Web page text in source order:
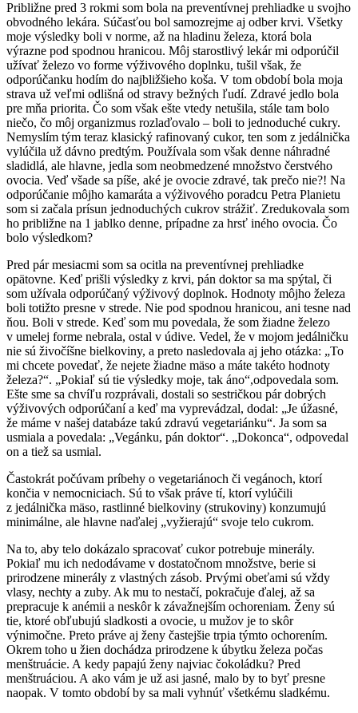
Približne pred 3 rokmi som bola na preventívnej prehliadke u svojho
obvodného lekára. Súčasťou bol samozrejme aj odber krvi. Všetky
moje výsledky boli v norme, až na hladinu železa, ktorá bola
výrazne pod spodnou hranicou. Môj starostlivý lekár mi odporúčil
užívať železo vo forme výživového doplnku, tušil však, že
odporúčanku hodím do najbližšieho koša. V tom období bola moja
strava už veľmi odlišná od stravy bežných ľudí. Zdravé jedlo bola
pre mňa priorita. Čo som však ešte vtedy netušila, stále tam bolo
niečo, čo môj organizmus rozlaďovalo – boli to jednoduché cukry.
Nemyslím tým teraz klasický rafinovaný cukor, ten som z jedálnička
vylúčila už dávno predtým. Používala som však denne náhradné
sladidlá, ale hlavne, jedla som neobmedzené množstvo čerstvého
ovocia. Veď všade sa píše, aké je ovocie zdravé, tak prečo nie?! Na
odporúčanie môjho kamaráta a výživového poradcu Petra Planietu
som si začala prísun jednoduchých cukrov strážiť. Zredukovala som
ho približne na 1 jablko denne, prípadne za hrsť iného ovocia. Čo
bolo výsledkom?
Pred pár mesiacmi som sa ocitla na preventívnej prehliadke
opätovne. Keď prišli výsledky z krvi, pán doktor sa ma spýtal, či
som užívala odporúčaný výživový doplnok. Hodnoty môjho železa
boli totižto presne v strede. Nie pod spodnou hranicou, ani tesne nad
ňou. Boli v strede. Keď som mu povedala, že som žiadne železo
v umelej forme nebrala, ostal v údive. Vedel, že v mojom jedálničku
nie sú živočíšne bielkoviny, a preto nasledovala aj jeho otázka: „To
mi chcete povedať, že nejete žiadne mäso a máte takéto hodnoty
železa?“. „Pokiaľ sú tie výsledky moje, tak áno“,odpovedala som.
Ešte sme sa chvíľu rozprávali, dostali so sestričkou pár dobrých
výživových odporúčaní a keď ma vyprevádzal, dodal: „Je úžasné,
že máme v našej databáze takú zdravú vegetariánku“. Ja som sa
usmiala a povedala: „Vegánku, pán doktor“. „Dokonca“, odpovedal
on a tiež sa usmial.
Častokrát počúvam príbehy o vegetariánoch či vegánoch, ktorí
končia v nemocniciach. Sú to však práve tí, ktorí vylúčili
z jedálnička mäso, rastlinné bielkoviny (strukoviny) konzumujú
minimálne, ale hlavne naďalej „vyžierajú“ svoje telo cukrom.
Na to, aby telo dokázalo spracovať cukor potrebuje minerály.
Pokiaľ mu ich nedodávame v dostatočnom množstve, berie si
prirodzene minerály z vlastných zásob. Prvými obeťami sú vždy
vlasy, nechty a zuby. Ak mu to nestačí, pokračuje ďalej, až sa
prepracuje k anémii a neskôr k závažnejším ochoreniam. Ženy sú
tie, ktoré obľubujú sladkosti a ovocie, u mužov je to skôr
výnimočne. Preto práve aj ženy častejšie trpia týmto ochorením.
Okrem toho u žien dochádza prirodzene k úbytku železa počas
menštruácie. A kedy papajú ženy najviac čokoládku? Pred
menštruáciou. A ako vám je už asi jasné, malo by to byť presne
naopak. V tomto období by sa mali vyhnúť všetkému sladkému.